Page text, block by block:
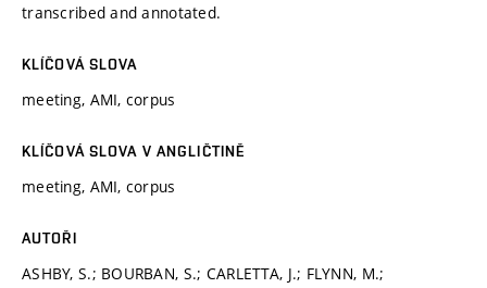
transcribed and annotated.
KLÍČOVÁ SLOVA
meeting, AMI, corpus
KLÍČOVÁ SLOVA V ANGLIČTINĚ
meeting, AMI, corpus
AUTOŘI
ASHBY, S.; BOURBAN, S.; CARLETTA, J.; FLYNN, M.;